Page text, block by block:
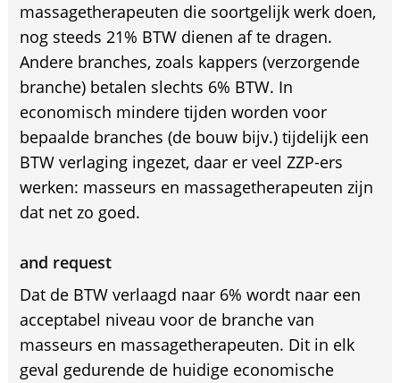
massagetherapeuten die soortgelijk werk doen,
nog steeds 21% BTW dienen af te dragen.
Andere branches, zoals kappers (verzorgende
branche) betalen slechts 6% BTW. In
economisch mindere tijden worden voor
bepaalde branches (de bouw bijv.) tijdelijk een
BTW verlaging ingezet, daar er veel ZZP-ers
werken: masseurs en massagetherapeuten zijn
dat net zo goed.
and request
Dat de BTW verlaagd naar 6% wordt naar een
acceptabel niveau voor de branche van
masseurs en massagetherapeuten. Dit in elk
geval gedurende de huidige economische